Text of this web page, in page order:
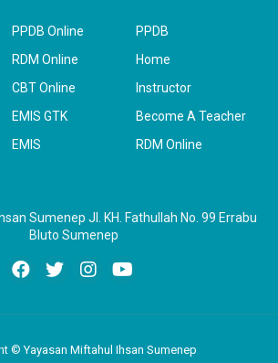
PPDB Online
RDM Online
CBT Online
EMIS GTK
EMIS
PPDB
Home
Instructor
Become A Teacher
RDM Online
Sumenep Jl. KH. Fathullah No. 99 Errabu
Bluto Sumenep
©Yayasan Miftahul Ihsan Sumenep